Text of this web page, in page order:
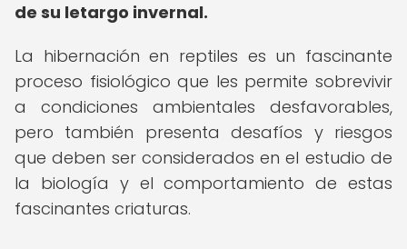
de su letargo invernal.
La hibernación en reptiles es un fascinante
proceso fisiológico que les permite sobrevivir
a condiciones ambientales desfavorables,
pero también presenta desafíos y riesgos
que deben ser considerados en el estudio de
la biología y el comportamiento de estas
fascinantes criaturas.